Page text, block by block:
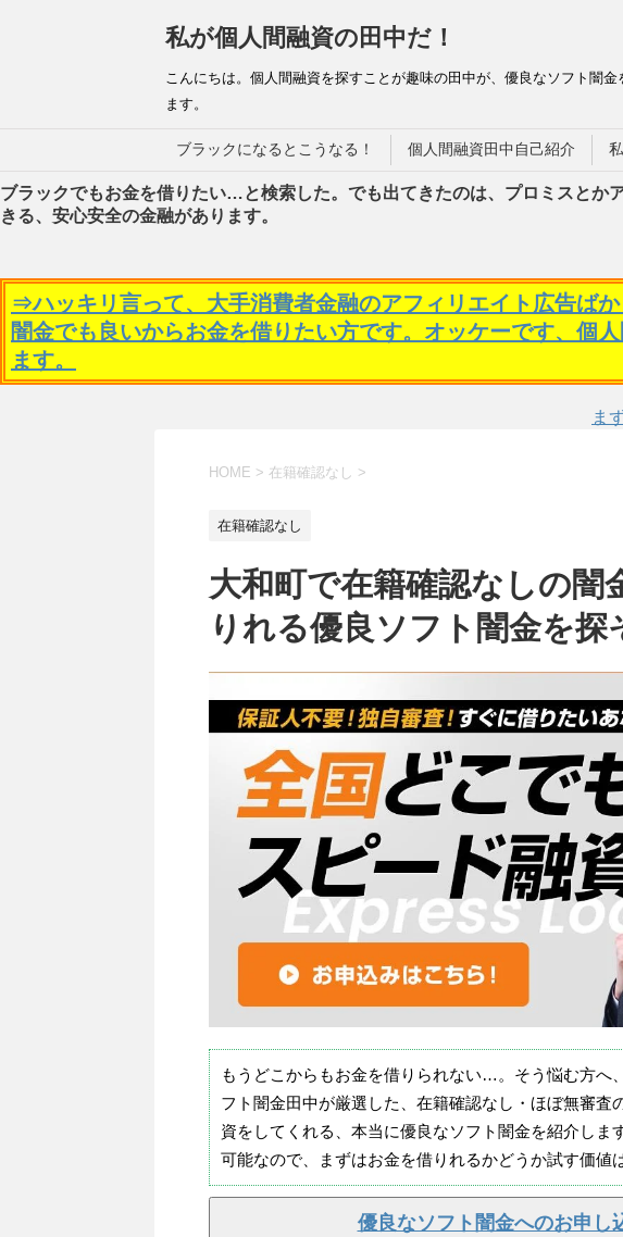
私が個人間融資の田中だ！
こんにちは。個人間融資を探すことが趣味の田中が、優良なソフト闇
ます。
ブラックになるとこうなる！ 個人間融資田中自己紹介
ブラックでもお金を借りたい…と検索した。でも出てきたのは、プロミスとか
きる、安心安全の金融があります。
⇒ハッキリ言って、大手消費者金融のアフィリエイト広告ば
闇金でも良いからお金を借りたい方です。オッケーです、個
ます。
ま
HOME > 在籍確認なし >
在籍確認なし
大和町で在籍確認なしの闇
りれる優良ソフト闇金を探
もうどこからもお金を借りられない…。そう悩む方へ
フト闇金田中が厳選した、在籍確認なし・ほぼ無審査
資をしてくれる、本当に優良なソフト闇金を紹介しま
可能なので、まずはお金を借りれるかどうか試す価値
優良なソフト闇金へのお申し